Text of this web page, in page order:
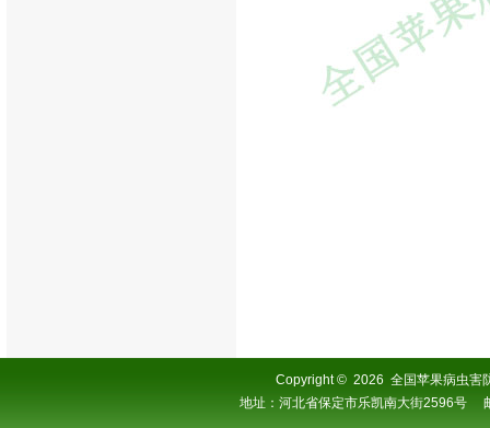
Copyright© 2026 全国苹果病虫害
地址：河北省保定市乐凯南大街2596